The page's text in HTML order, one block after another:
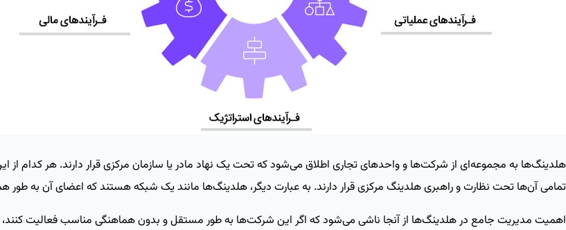
هلدینگ‌ها به مجموعه‌ای از شرکت‌ها و واحدهای تجاری اطلاق می‌شود که تحت یک نهاد مادر یا سازمان مرکزی قرار دارند. هر کدام
تمامی آن‌ها تحت نظارت و راهبری هلدینگ مرکزی قرار دارند. به‌ عبارت دیگر، هلدینگ‌ها مانند یک شبکه هستند که اعضای آن به‌ طور
اهمیت مدیریت جامع در هلدینگ‌ها از آنجا ناشی می‌شود که اگر این شرکت‌ها به ‌طور مستقل و بدون هماهنگی مناسب فعالیت کنند،